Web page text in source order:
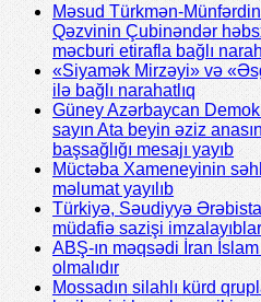
Məsud Türkmən-
Qəzvinin Çubinəndər
məcburi etirafla bağlı
«Siyamək Mirzəyi» və
ilə bağlı narahatlıq
Güney Azərbaycan
sayın Ata beyin əziz
başsağlığı mesajı yayıb
Müctəba Xameneyinin
məlumat yayılıb
Türkiyə, Səudiyyə
müdafiə sazişi imzalayıblar
ABŞ-ın məqsədi İran
olmalıdır
Mossadın silahlı kürd